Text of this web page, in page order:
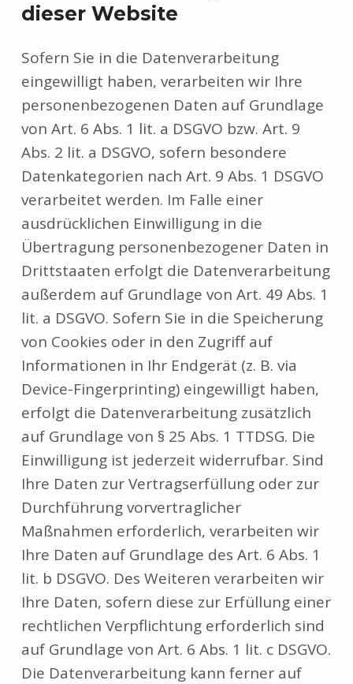
dieser Website
Sofern Sie in die Datenverarbeitung
eingewilligt haben, verarbeiten wir Ihre
personenbezogenen Daten auf Grundlage
von Art. 6 Abs. 1 lit. a DSGVO bzw. Art. 9
Abs. 2 lit. a DSGVO, sofern besondere
Datenkategorien nach Art. 9 Abs. 1 DSGVO
verarbeitet werden. Im Falle einer
ausdrücklichen Einwilligung in die
Übertragung personenbezogener Daten in
Drittstaaten erfolgt die Datenverarbeitung
außerdem auf Grundlage von Art. 49 Abs. 1
lit. a DSGVO. Sofern Sie in die Speicherung
von Cookies oder in den Zugriff auf
Informationen in Ihr Endgerät (z. B. via
Device-Fingerprinting) eingewilligt haben,
erfolgt die Datenverarbeitung zusätzlich
auf Grundlage von § 25 Abs. 1 TTDSG. Die
Einwilligung ist jederzeit widerrufbar. Sind
Ihre Daten zur Vertragserfüllung oder zur
Durchführung vorvertraglicher
Maßnahmen erforderlich, verarbeiten wir
Ihre Daten auf Grundlage des Art. 6 Abs. 1
lit. b DSGVO. Des Weiteren verarbeiten wir
Ihre Daten, sofern diese zur Erfüllung einer
rechtlichen Verpflichtung erforderlich sind
auf Grundlage von Art. 6 Abs. 1 lit. c DSGVO.
Die Datenverarbeitung kann ferner auf